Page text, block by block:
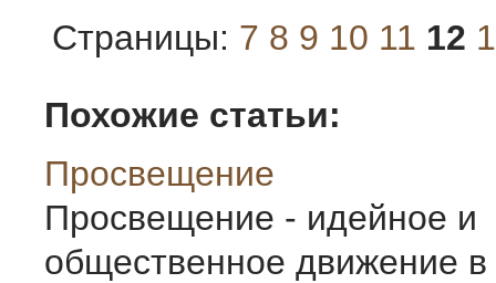
Страницы: 7 8 9 10 11 12
Похожие статьи:
Просвещение
Просвещение - идейное и
общественное движение в